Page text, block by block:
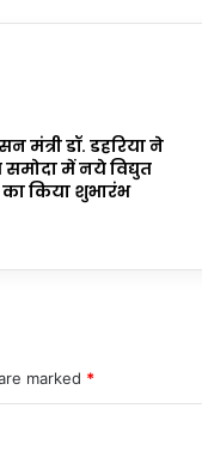
मंत्री डॉ. डहरिया ने
में नये विद्युत
का किया शुभारंभ
marked *